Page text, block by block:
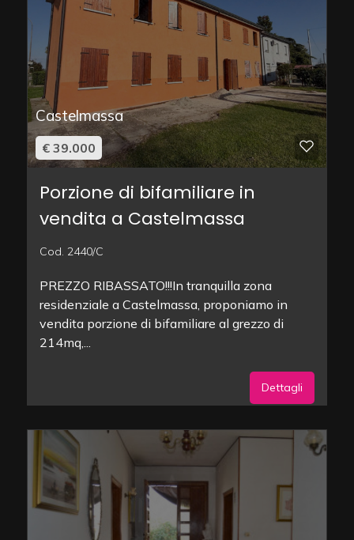
Castelmassa
€ 39.000
Porzione di bifamiliare in
vendita a Castelmassa
Cod. 2440/C
PREZZO RIBASSATO!!!In tranquilla zona
residenziale a Castelmassa, proponiamo in
vendita porzione di bifamiliare al grezzo di
214mq,...
Dettagli